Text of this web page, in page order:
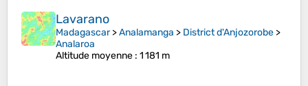
Lavarano
Madagascar>Analamanga > District d'Anjozorobe >
Analaroa
Altitude moyenne : 1 181 m